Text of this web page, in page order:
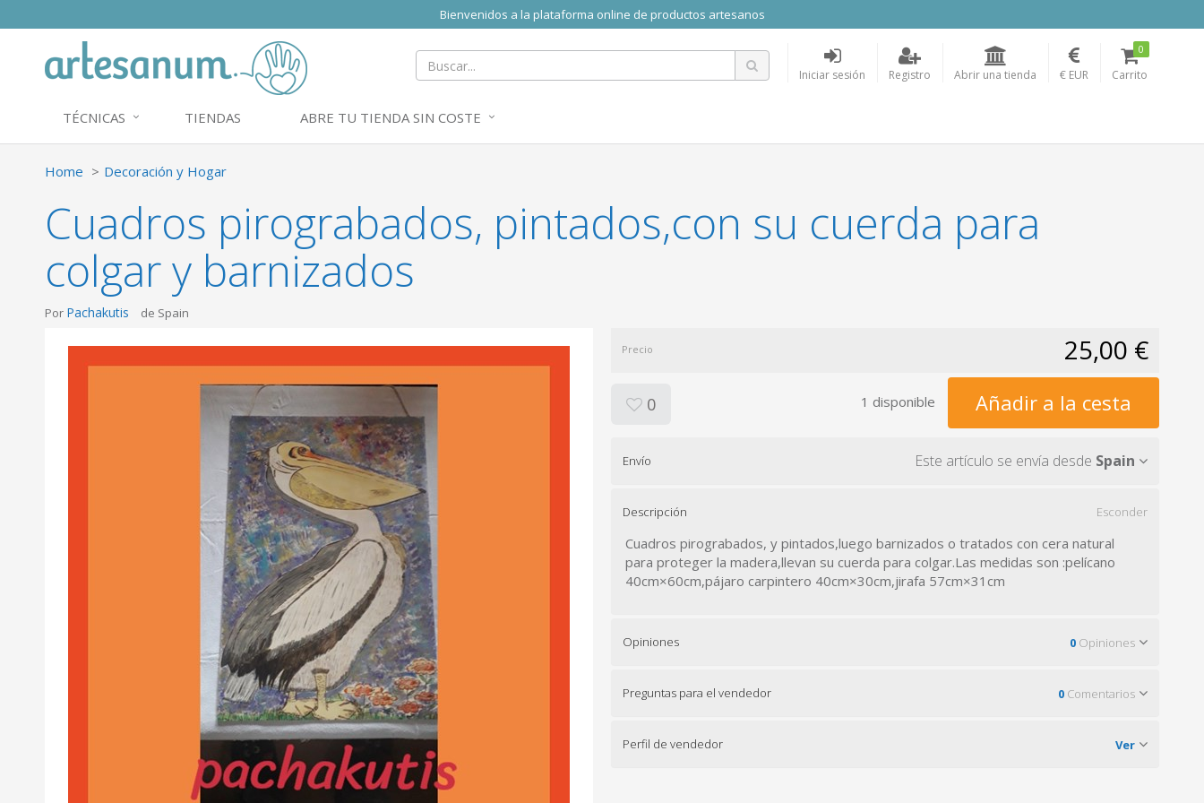
Bienvenidos a la plataforma online de productos artesanos
Iniciar sesión Registro Abrir una tienda € EUR Carrito
0
TÉCNICAS TIENDAS ABRE TU TIENDA SIN COSTE
Home Decoración y Hogar
Cuadros pirograbados, pintados,con su cuerda para
colgar y barnizados
Por Pachakutis de Spain
Precio 25,00 €
0 1 disponible Añadir a la cesta
Envío Este artículo se envía desde Spain
Descripción Esconder
Cuadros pirograbados, y pintados,luego barnizados o tratados con cera natural
para proteger la madera,llevan su cuerda para colgar.Las medidas son :pelícano
40cm×60cm,pájaro carpintero 40cm×30cm,jirafa 57cm×31cm
Opiniones 0 Opiniones
Preguntas para el vendedor 0 Comentarios
Perfil de vendedor Ver